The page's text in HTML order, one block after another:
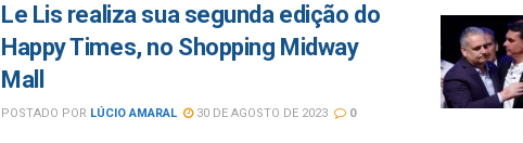
Le Lis realiza sua segunda edição do
Happy Times, no Shopping Midway
Mall
POSTADO POR LÚCIO AMARAL 30 DE AGOSTO DE 2023 0